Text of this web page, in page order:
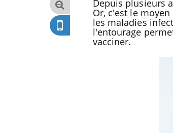
Depuis plusieurs
Or, c'est le
les maladies
l'entourage
vacciner.